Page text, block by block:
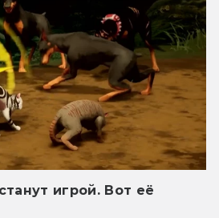
игрой. Вот её